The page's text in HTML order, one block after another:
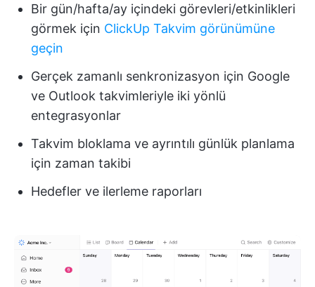
Bir gün/hafta/ay içindeki görevleri/etkinlikleri
görmek için ClickUp Takvim görünümüne
geçin
Gerçek zamanlı senkronizasyon için Google
ve Outlook takvimleriyle iki yönlü
entegrasyonlar
Takvim bloklama ve ayrıntılı günlük planlama
için zaman takibi
Hedefler ve ilerleme raporları